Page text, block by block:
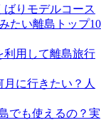
りモデルコース
たい離島トップ10
利用して離島旅行
に行きたい？人
でも使えるの？実